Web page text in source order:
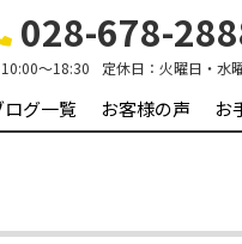
028-678-
10:00～18:30 定休日： 火曜日・水
ログ一覧 お客様の声 お